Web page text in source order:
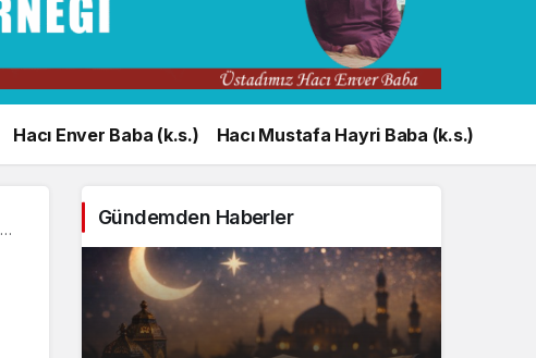
Hacı Enver Baba (k.s.) Hacı Mustafa Hayri Baba (k.s.)
Gündemden Haberler